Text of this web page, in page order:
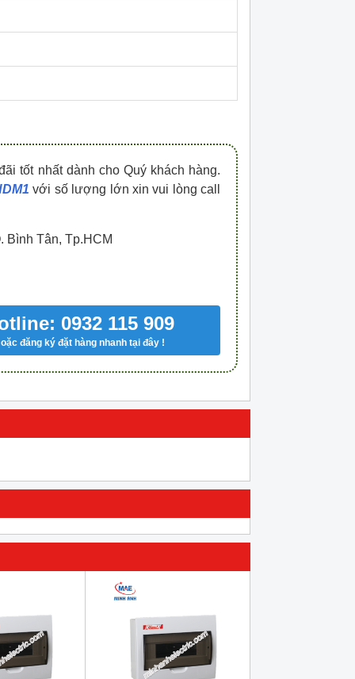
0909.067.950 Ms.Châu
tốt nhất dành cho Quý khách hàng.
với số lượng lớn xin vui lòng call
Bình Tân, Tp.HCM
0932 115 909
đăng ký đặt hàng nhanh tại đây !